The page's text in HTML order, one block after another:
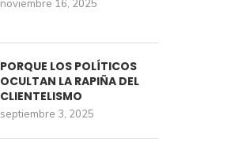
noviembre 16, 2025
PORQUE LOS POLÍTICOS
OCULTAN LA RAPIÑA DEL
CLIENTELISMO
septiembre 3, 2025